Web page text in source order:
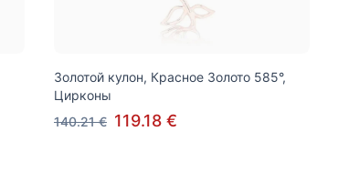
Золотой кулон, Красное Золото 585°,
Цирконы
140.21 € 119.18 €